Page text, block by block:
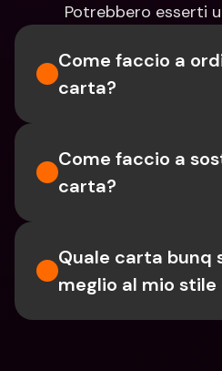
Potrebbero esserti
Come faccio a
carta?
Come faccio a
carta?
Quale carta bunq
meglio al mio